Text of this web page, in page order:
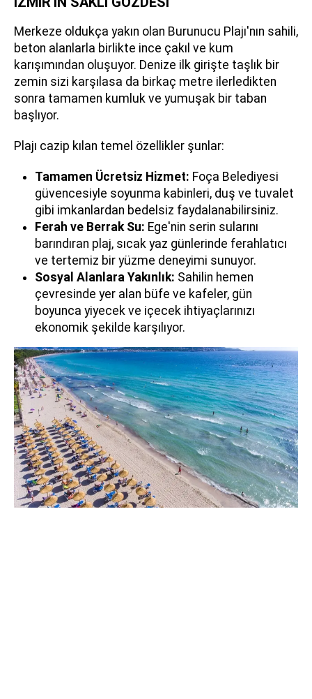
Merkeze oldukça yakın olan Burunucu Plajı'nın sahili,
beton alanlarla birlikte ince çakıl ve kum
karışımından oluşuyor. Denize ilk girişte taşlık bir
zemin sizi karşılasa da birkaç metre ilerledikten
sonra tamamen kumluk ve yumuşak bir taban
başlıyor.
Plajı cazip kılan temel özellikler şunlar:
Tamamen Ücretsiz Hizmet: Foça Belediyesi
güvencesiyle soyunma kabinleri, duş ve tuvalet
gibi imkanlardan bedelsiz faydalanabilirsiniz.
Ferah ve Berrak Su: Ege'nin serin sularını
barındıran plaj, sıcak yaz günlerinde ferahlatıcı
ve tertemiz bir yüzme deneyimi sunuyor.
Sosyal Alanlara Yakınlık: Sahilin hemen
çevresinde yer alan büfe ve kafeler, gün
boyunca yiyecek ve içecek ihtiyaçlarınızı
ekonomik şekilde karşılıyor.